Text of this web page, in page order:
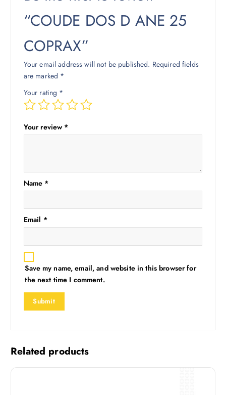
“COUDE DOS D ANE 25
COPRAX”
Your email address will not be published. Required fields
are marked *
Your rating *
Your review *
Name *
Email *
Save my name, email, and website in this browser for
the next time I comment.
Related products